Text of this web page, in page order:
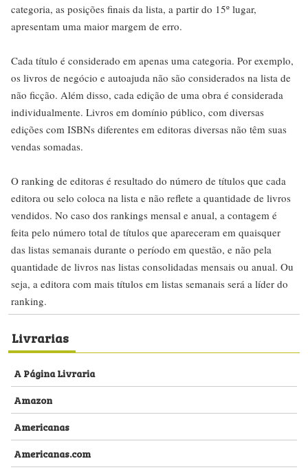
categoria, as posições finais da lista, a partir do 15º lugar,
apresentam uma maior margem de erro.
Cada título é considerado em apenas uma categoria. Por exemplo,
os livros de negócio e autoajuda não são considerados na lista de
não ficção. Além disso, cada edição de uma obra é considerada
individualmente. Livros em domínio público, com diversas
edições com ISBNs diferentes em editoras diversas não têm suas
vendas somadas.
O ranking de editoras é resultado do número de títulos que cada
editora ou selo coloca na lista e não reflete a quantidade de livros
vendidos. No caso dos rankings mensal e anual, a contagem é
feita pelo número total de títulos que apareceram em quaisquer
das listas semanais durante o período em questão, e não pela
quantidade de livros nas listas consolidadas mensais ou anual. Ou
seja, a editora com mais títulos em listas semanais será a líder do
ranking.
Livrarias
A Página Livraria
Amazon
Americanas
Americanas.com